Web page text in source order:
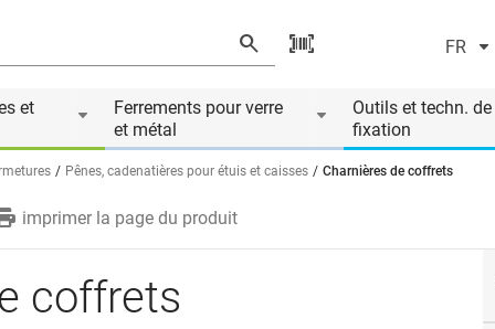
FR
et
Ferrements pour verre
et métal
Outils et techn. de
fixation
Pênes, cadenatières pour étuis et caisses Charnières de coffrets
imprimer la page du produit
coffrets